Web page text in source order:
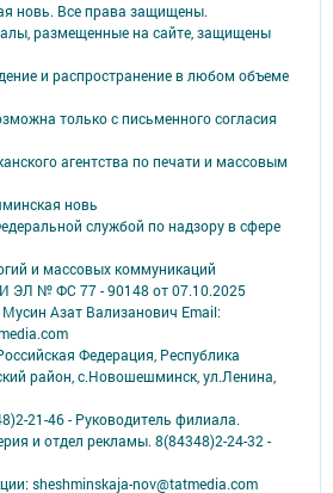
новь. Все права защищены.
размещенные на сайте, защищены
и распространение в любом объеме
только с письменного согласия
агентства по печати и массовым
новь
службой по надзору в сфере
и массовых коммуникаций
ЭЛ № ФС 77 - 90148 от 07.10.2025
Азат Вализанович Email:
Федерация, Республика
район, с.Новошешминск, ул.Ленина,
21-46 - Руководитель филиала.
и отдел рекламы. 8(84348)2-24-32 -
sheshminskaja-nov@tatmedia.com